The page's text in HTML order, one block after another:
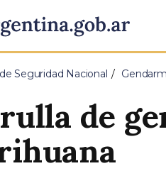
Seguridad Nacional
de